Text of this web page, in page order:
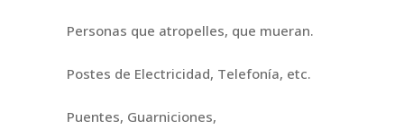
Personas que atropelles, que mueran.
Postes de Electricidad, Telefonía, etc.
Puentes, Guarniciones,